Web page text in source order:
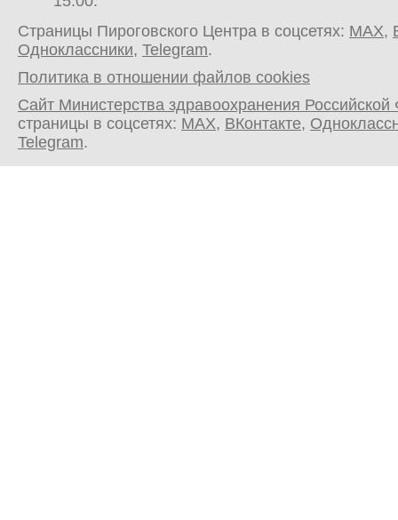
Страницы Пироговского Центра в соцсетях: MAX,
Одноклассники, Telegram.
Политика в отношении файлов cookies
Сайт Министерства здравоохранения
страницы в соцсетях: MAX, ВКонтакте,
Telegram.